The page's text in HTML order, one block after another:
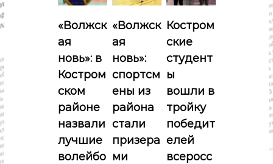
и
я
п
о
з
а
«Волжск
ая
новь»: в
Костром
ском
районе
назвали
лучшие
волейбо
«Волжск
ая
новь»:
спортсм
ены из
района
стали
призера
ми
Костром
ские
студент
ы
вошли в
тройку
победит
елей
всеросс